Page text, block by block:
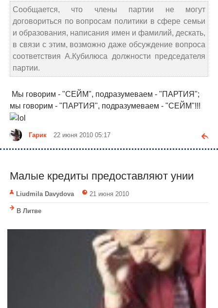
Сообщается, что члены партии не могут
договориться по вопросам политики в сфере семьи
и образования, написания имен и фамилий, дескать,
в связи с этим, возможно даже обсуждение вопроса
соответствия А.Кубилюса должности председателя
партии.
Мы говорим - "СЕЙМ", подразумеваем - "ПАРТИЯ";
мы говорим - "ПАРТИЯ", подразумеваем - "СЕЙМ"!!!
Гарик 22 июня 2010 05:17
Малые кредиты предоставляют унии
Liudmila Davydova 21 июня 2010
В Литве